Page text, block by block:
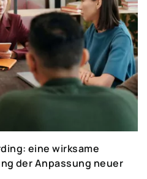
eine wirksame
der Anpassung neuer